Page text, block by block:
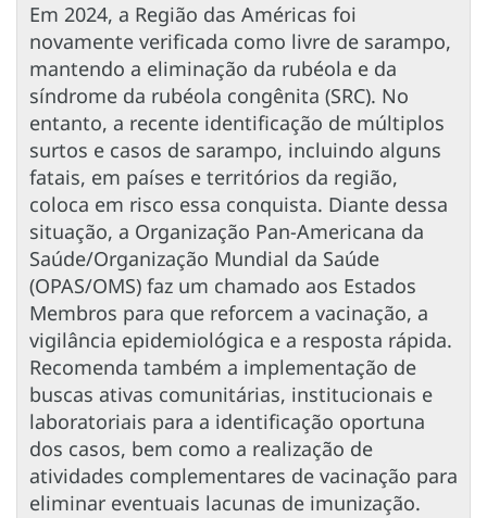
Em 2024, a Região das Américas foi
novamente verificada como livre de sarampo,
mantendo a eliminação da rubéola e da
síndrome da rubéola congênita (SRC). No
entanto, a recente identificação de múltiplos
surtos e casos de sarampo, incluindo alguns
fatais, em países e territórios da região,
coloca em risco essa conquista. Diante dessa
situação, a Organização Pan-Americana da
Saúde/Organização Mundial da Saúde
(OPAS/OMS) faz um chamado aos Estados
Membros para que reforcem a vacinação, a
vigilância epidemiológica e a resposta rápida.
Recomenda também a implementação de
buscas ativas comunitárias, institucionais e
laboratoriais para a identificação oportuna
dos casos, bem como a realização de
atividades complementares de vacinação para
eliminar eventuais lacunas de imunização.